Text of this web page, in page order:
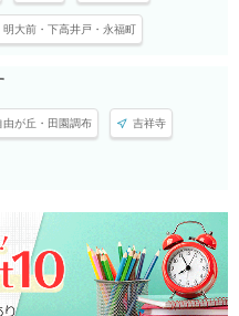
明大前・下高井戸・永福町
由が丘・田園調布 吉祥寺